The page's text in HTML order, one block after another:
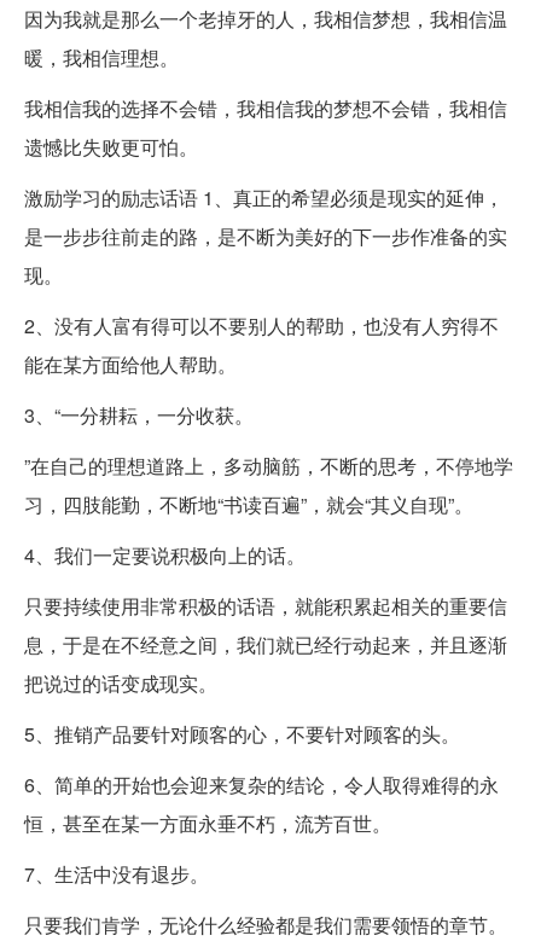
因为我就是那么一个老掉牙的人，我相信梦想，我相信温
暖，我相信理想。
我相信我的选择不会错，我相信我的梦想不会错，我相信
遗憾比失败更可怕。
激励学习的励志话语 1、真正的希望必须是现实的延伸，
是一步步往前走的路，是不断为美好的下一步作准备的实
现。
2、没有人富有得可以不要别人的帮助，也没有人穷得不
能在某方面给他人帮助。
3、“一分耕耘，一分收获。
”在自己的理想道路上，多动脑筋，不断的思考，不停地学
习，四肢能勤，不断地“书读百遍”，就会“其义自现”。
4、我们一定要说积极向上的话。
只要持续使用非常积极的话语，就能积累起相关的重要信
息，于是在不经意之间，我们就已经行动起来，并且逐渐
把说过的话变成现实。
5、推销产品要针对顾客的心，不要针对顾客的头。
6、简单的开始也会迎来复杂的结论，令人取得难得的永
恒，甚至在某一方面永垂不朽，流芳百世。
7、生活中没有退步。
只要我们肯学，无论什么经验都是我们需要领悟的章节。